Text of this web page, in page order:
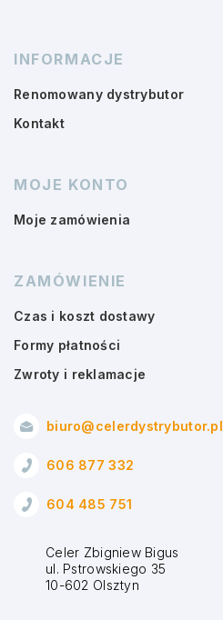
INFORMACJE
Renomowany dystrybutor
Kontakt
MOJE KONTO
Moje zamówienia
ZAMÓWIENIE
Czas i koszt dostawy
Formy płatności
Zwroty i reklamacje
biuro@celerdystrybutor.pl
606 877 332
604 485 751
Celer Zbigniew Bigus
ul. Pstrowskiego 35
10-602 Olsztyn